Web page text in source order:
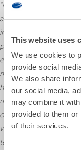
This website uses
We use cookies to
provide social
We also share
our social media,
may combine it
provided to them or
of their services.
“Mijn
achtergrond
in
prototyping
en
mechatronica
helpt
me
om
verder
te